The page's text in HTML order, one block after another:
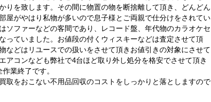
りを致します。その間に物置の物を断捨離して頂き、どんどん
屋がやはり私物が多いので息子様とご両親で仕分けをされてい
ソファーなどの客間であり、レコード盤、年代物のカラオケセ
っていました。お値段の付くウィスキーなどは査定させて頂
などはリユースでの扱いをさせて頂きお値引きの対象にさせて
アコンなども弊社で4台ほど取り外し処分を格安でさせて頂き
業終了です。
取をおこない不用品回収のコストをしっかりと落としますので